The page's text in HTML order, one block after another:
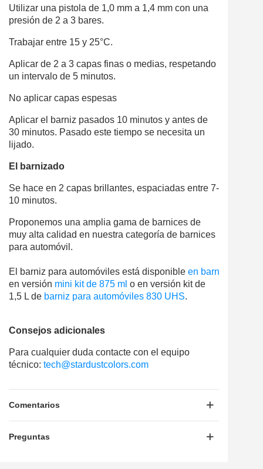
Utilizar una pistola de 1,0 mm a 1,4 mm con una
presión de 2 a 3 bares.
Trabajar entre 15 y 25°C.
Aplicar de 2 a 3 capas finas o medias, respetando
un intervalo de 5 minutos.
No aplicar capas espesas
Aplicar el barniz pasados 10 minutos y antes de
30 minutos. Pasado este tiempo se necesita un
lijado.
El barnizado
Se hace en 2 capas brillantes, espaciadas entre 7-
10 minutos.
Proponemos una amplia gama de barnices de
muy alta calidad en nuestra categoría de barnices
para automóvil.
El barniz para automóviles está disponible en barniz
en versión mini kit de 875 ml o en versión kit de
1,5 L de barniz para automóviles 830 UHS.
Consejos adicionales
Para cualquier duda contacte con el equipo
técnico: tech@stardustcolors.com
Comentarios
Preguntas